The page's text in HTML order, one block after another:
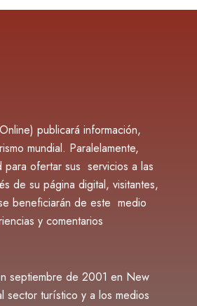
publicará información,
mundial. Paralelamente,
ofertar sus servicios a las
de su página digital, visitantes,
beneficiarán de este medio
y comentarios
septiembre de 2001 en New
sector turístico y a los medios